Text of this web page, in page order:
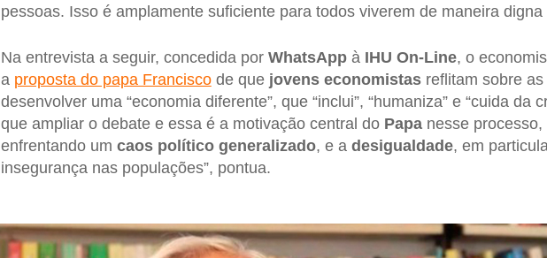
pessoas. Isso é amplamente suficiente para todos viverem de maneira digna
Na entrevista a seguir, concedida por WhatsAppà IHU On-Line, o
a proposta do papa Franciscode que jovens economistasreflitam sobre as
desenvolver uma “economia diferente”, que “inclui”, “humaniza” e “cuida da
que ampliar o debate e essa é a motivação central do Papanesse processo,
enfrentando um caos político generalizado, e a desigualdade, em
insegurança nas populações”, pontua.